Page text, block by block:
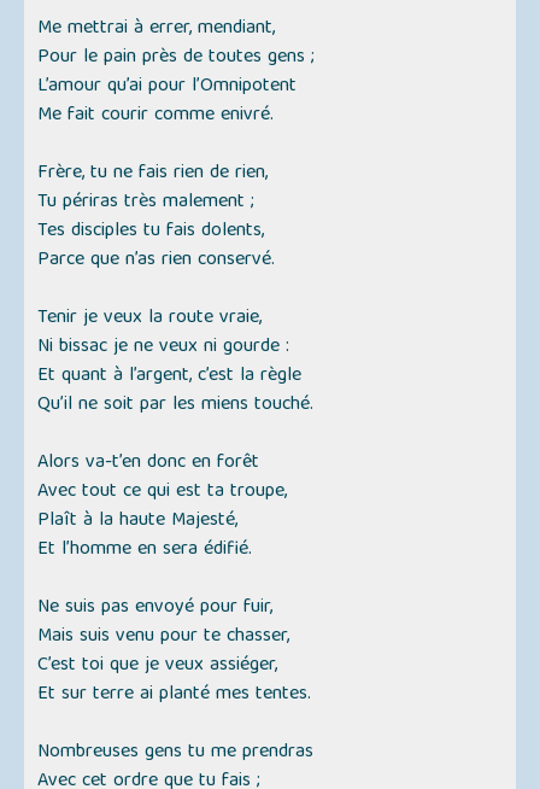
Me mettrai à errer, mendiant,
Pour le pain près de toutes gens ;
L’amour qu’ai pour l’Omnipotent
Me fait courir comme enivré.
Frère, tu ne fais rien de rien,
Tu périras très malement ;
Tes disciples tu fais dolents,
Parce que n’as rien conservé.
Tenir je veux la route vraie,
Ni bissac je ne veux ni gourde :
Et quant à l’argent, c’est la règle
Qu’il ne soit par les miens touché.
Alors va-t’en donc en forêt
Avec tout ce qui est ta troupe,
Plaît à la haute Majesté,
Et l’homme en sera édifié.
Ne suis pas envoyé pour fuir,
Mais suis venu pour te chasser,
C’est toi que je veux assiéger,
Et sur terre ai planté mes tentes.
Nombreuses gens tu me prendras